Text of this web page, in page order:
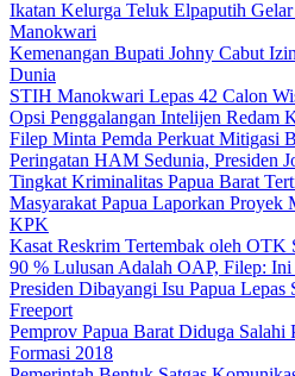
Ikatan Kelurga Teluk Elpaputih
Manokwari
Kemenangan Bupati Johny Cabut
Dunia
STIH Manokwari Lepas 42 Calon
Opsi Penggalangan Intelijen Redam
Filep Minta Pemda Perkuat Mitigasi
Peringatan HAM Sedunia, Presiden
Tingkat Kriminalitas Papua Barat
Masyarakat Papua Laporkan
KPK
Kasat Reskrim Tertembak oleh OTK
90 % Lulusan Adalah OAP, Filep:
Presiden Dibayangi Isu Papua
Freeport
Pemprov Papua Barat Diduga Salahi
Formasi 2018